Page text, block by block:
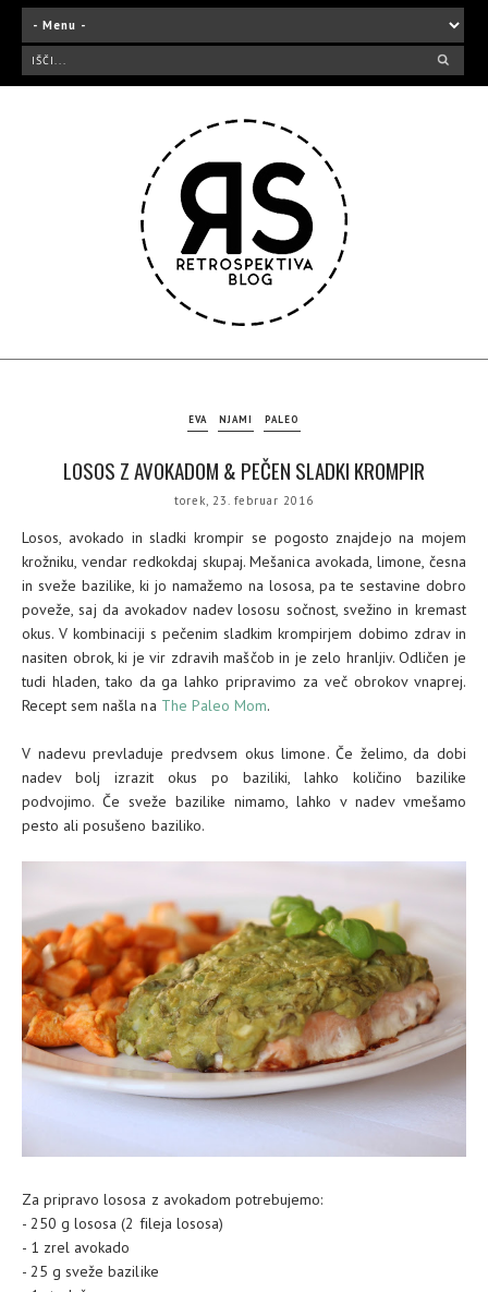
EVA NJAMI PALEO
LOSOS Z AVOKADOM & PEČEN SLADKI KROMPIR
torek, 23. februar 2016
Losos, avokado in sladki krompir se pogosto znajdejo na mojem
krožniku, vendar redkokdaj skupaj. Mešanica avokada, limone, česna
in sveže bazilike, ki jo namažemo na lososa, pa te sestavine dobro
poveže, saj da avokadov nadev lososu sočnost, svežino in kremast
okus. V kombinaciji s pečenim sladkim krompirjem dobimo zdrav in
nasiten obrok, ki je vir zdravih maščob in je zelo hranljiv. Odličen je
tudi hladen, tako da ga lahko pripravimo za več obrokov vnaprej.
Recept sem našla na The Paleo Mom.
V nadevu prevladuje predvsem okus limone. Če želimo, da dobi
nadev bolj izrazit okus po baziliki, lahko količino bazilike
podvojimo. Če sveže bazilike nimamo, lahko v nadev vmešamo
pesto ali posušeno baziliko.
Za pripravo lososa z avokadom potrebujemo:
- 250 g lososa (2 fileja lososa)
- 1 zrel avokado
- 25 g sveže bazilike